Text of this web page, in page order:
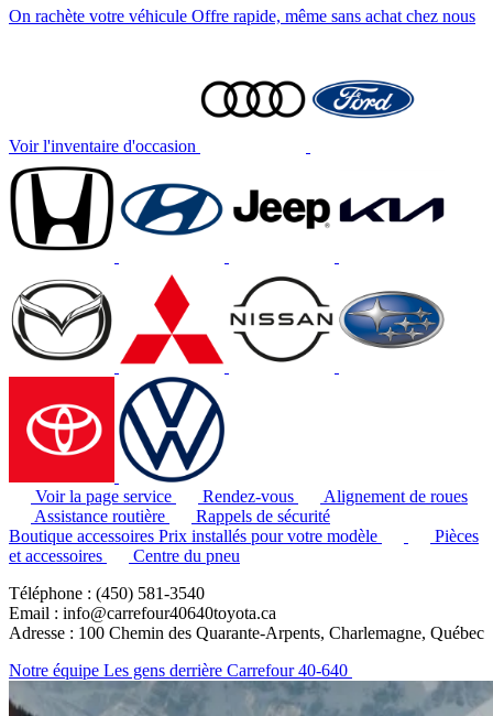
On rachète votre véhicule Offre rapide, même sans achat chez nous
Voir l'inventaire d'occasion
Voir la page service Rendez-vous
Alignement de roues
Assistance routière
Rappels de sécurité
Boutique accessoires Prix installés pour votre modèle
Pièces
et accessoires
Centre du pneu
Téléphone : (450) 581-3540
Email : info@carrefour40640toyota.ca
Adresse : 100 Chemin des Quarante-Arpents, Charlemagne, Québec
Notre équipe Les gens derrière Carrefour 40-640